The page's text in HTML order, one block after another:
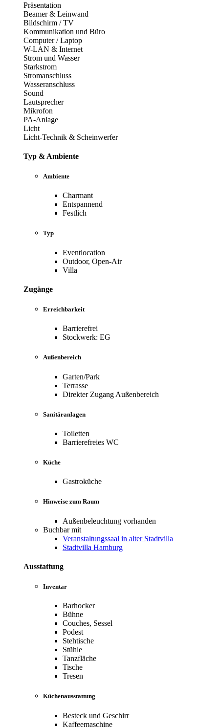
Präsentation
Beamer & Leinwand
Bildschirm / TV
Kommunikation und Büro
Computer / Laptop
W-LAN & Internet
Strom und Wasser
Starkstrom
Stromanschluss
Wasseranschluss
Sound
Lautsprecher
Mikrofon
PA-Anlage
Licht
Licht-Technik & Scheinwerfer
Typ & Ambiente
Ambiente
Charmant
Entspannend
Festlich
Typ
Eventlocation
Outdoor, Open-Air
Villa
Zugänge
Erreichbarkeit
Barrierefrei
Stockwerk: EG
Außenbereich
Garten/Park
Terrasse
Direkter Zugang Außenbereich
Sanitäranlagen
Toiletten
Barrierefreies WC
Küche
Gastroküche
Hinweise zum Raum
Außenbeleuchtung vorhanden
Buchbar mit
Veranstaltungssaal in alter Stadtvilla
Stadtvilla Hamburg
Ausstattung
Inventar
Barhocker
Bühne
Couches, Sessel
Podest
Stehtische
Stühle
Tanzfläche
Tische
Tresen
Küchenausstattung
Besteck und Geschirr
Kaffeemaschine